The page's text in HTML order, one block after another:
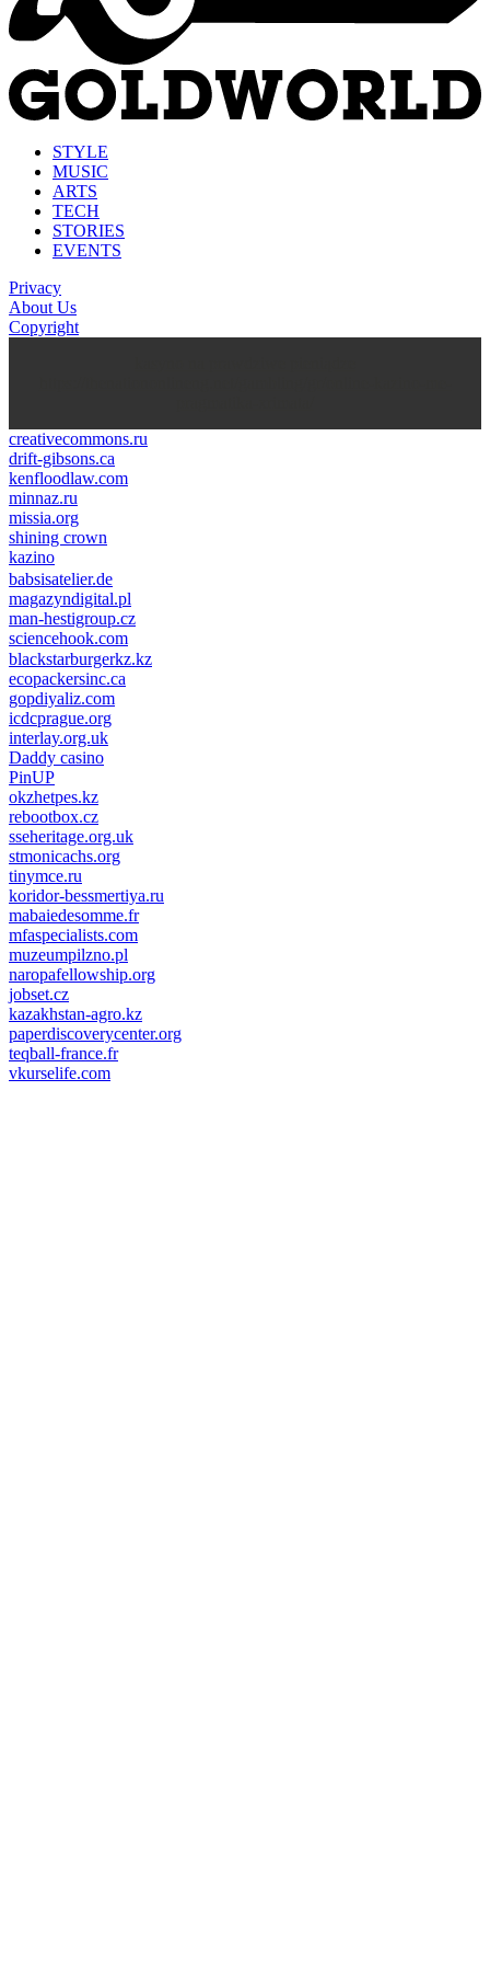
STYLE
MUSIC
ARTS
TECH
STORIES
EVENTS
Privacy
About Us
Copyright
creativecommons.ru
drift-gibsons.ca
kenfloodlaw.com
minnaz.ru
missia.org
shining crown
kazino
casino lemon
pinco giriş
babsisatelier.de
magazyndigital.pl
man-hestigroup.cz
sciencehook.com
олимп казино
blackstarburgerkz.kz
ecopackersinc.ca
gopdiyaliz.com
icdcprague.org
interlay.org.uk
Daddy casino
PinUP
okzhetpes.kz
rebootbox.cz
sseheritage.org.uk
stmonicachs.org
tinymce.ru
koridor-bessmertiya.ru
mabaiedesomme.fr
mfaspecialists.com
muzeumpilzno.pl
naropafellowship.org
jobset.cz
kazakhstan-agro.kz
paperdiscoverycenter.org
teqball-france.fr
vkurselife.com